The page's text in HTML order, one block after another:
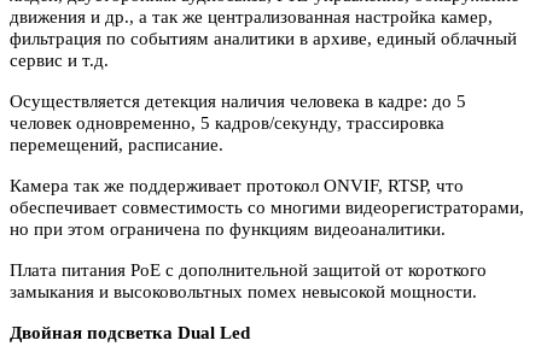
движения и др., а так же централизованная настройка камер,
фильтрация по событиям аналитики в архиве, единый облачный
сервис и т.д.
Осуществляется детекция наличия человека в кадре: до 5
человек одновременно, 5 кадров/секунду, трассировка
перемещений, расписание.
Камера так же поддерживает протокол ONVIF, RTSP, что
обеспечивает совместимость со многими видеорегистраторами,
но при этом ограничена по функциям видеоаналитики.
Плата питания РоЕ с дополнительной защитой от короткого
замыкания и высоковольтных помех невысокой мощности.
Двойная подсветка Dual Led